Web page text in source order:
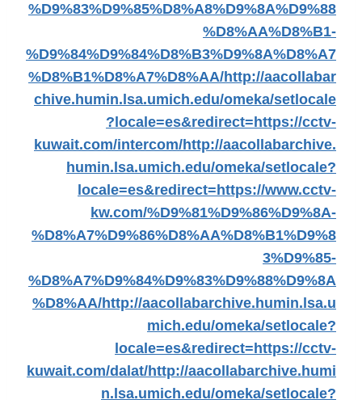
%D9%83%D9%85%D8%A8%D9%8A%D9%88
%D8%AA%D8%B1-
%D9%84%D9%84%D8%B3%D9%8A%D8%A7
%D8%B1%D8%A7%D8%AA/http://aacollabar
chive.humin.lsa.umich.edu/omeka/setlocale
?locale=es&redirect=https://cctv-
kuwait.com/intercom/http://aacollabarchive.
humin.lsa.umich.edu/omeka/setlocale?
locale=es&redirect=https://www.cctv-
kw.com/%D9%81%D9%86%D9%8A-
%D8%A7%D9%86%D8%AA%D8%B1%D9%8
3%D9%85-
%D8%A7%D9%84%D9%83%D9%88%D9%8A
%D8%AA/http://aacollabarchive.humin.lsa.u
mich.edu/omeka/setlocale?
locale=es&redirect=https://cctv-
kuwait.com/dalat/http://aacollabarchive.humi
n.lsa.umich.edu/omeka/setlocale?